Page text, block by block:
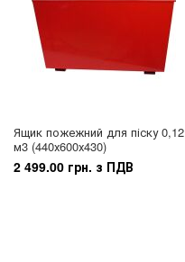
Ящик пожежний для піску 0,12
м3 (440х600х430)
2 499.00 грн. з ПДВ